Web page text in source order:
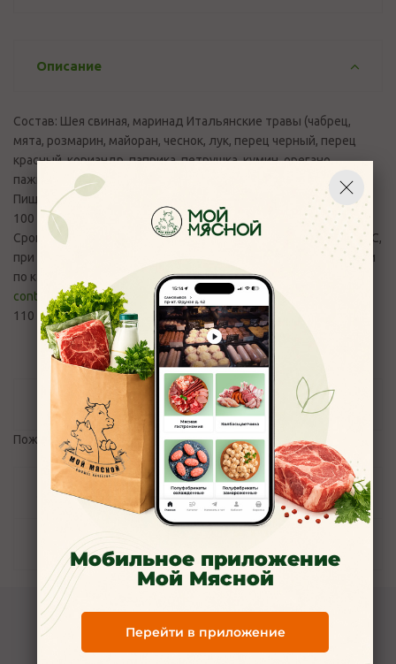
Описание
Состав: Шея свиная, маринад Итальянские травы (чабрец,
мята, розмарин, майоран, чеснок, лук, перец черный, перец
красный, кориандр, паприка, петрушка, кумин, орегано,
пажитник, подсолнечное масло).
Пищевая и энергетическая ценность (среднее значения)
100 г: Б –14,68 г, Ж – 14,9г, У – 0,3 г, 200 ккал/820кДж
Срок годности 12 часов. Хранить при температуре от 0 до 4°С,
при влажности воздуха не более 75%. Вопросы и претензии
по качеству продукции принимаются по эл.адресу:
control_moymyasnoy76@mail.ru и телефону +7(4852) 700-
Отзывы
Пожалуйста, авторизуйтесь, чтобы оставить отзыв.
Задать вопрос
Наличие
Компания Мой Мясной
О компании
Мобильное приложение
Мой Мясной
Перейти в приложение